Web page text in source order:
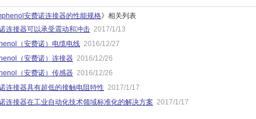
安费诺连接器的性能规格》相关列表
连接器可以承受震动和冲击 2017/1/13
（安费诺）电缆电线 2016/12/27
（安费诺）连接器 2016/12/26
（安费诺）传感器 2016/12/26
连接器具有超低的接触电阻特性 2017/1/17
连接器在工业自动化技术领域标准化的解决方案 2017/1/17